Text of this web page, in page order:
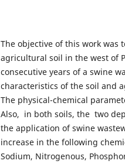
The objective of this work was
agricultural soil in the west of
consecutive years of a swine
characteristics of the soil and
The physical-chemical
Also, in both soils, the two
the application of swine
increase in the following
Sodium, Nitrogenous,